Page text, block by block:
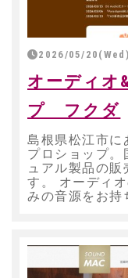
2026/05/20(Wed)
オーディオ
プ フクダ
島根県松江市に
プロショップ。
ュアル製品の販
す。 オーディ
みの音源をお持